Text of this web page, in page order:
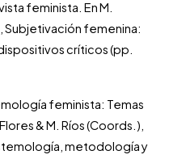
feminista. En M.
Subjetivación femenina:
críticos (pp.
feminista: Temas
& M. Ríos (Coords.),
metodología y